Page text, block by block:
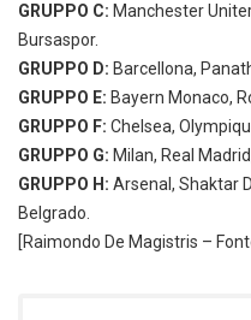
GRUPPO C: Manchester
Bursaspor.
GRUPPO D: Barcellona,
GRUPPO E: Bayern Monaco,
GRUPPO F: Chelsea,
GRUPPO G: Milan, Real
GRUPPO H: Arsenal, Shaktar
Belgrado.
[Raimondo De Magistris –